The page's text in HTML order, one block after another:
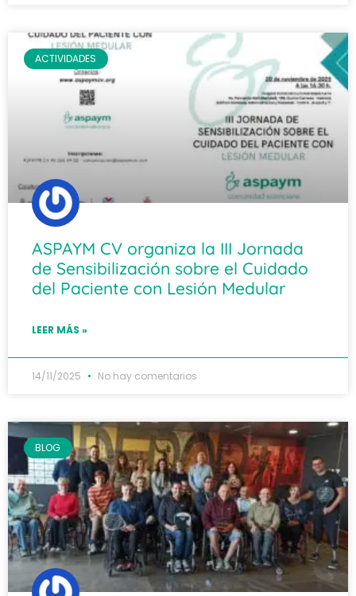
ACTIVIDADES
ASPAYM CV organiza la III Jornada
de Sensibilización sobre el Cuidado
del Paciente con Lesión Medular
LEER MÁS »
14/11/2025 No hay comentarios
BLOG